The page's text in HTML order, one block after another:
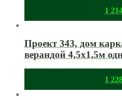
1
Проект 343, дом
верандой 4,5х1,5м
1